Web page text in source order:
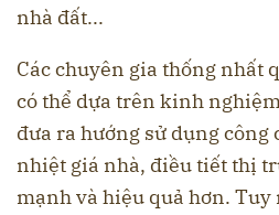
nhà đất...
Các chuyên gia thống nhất
có thể dựa trên kinh
đưa ra hướng sử dụng công
nhiệt giá nhà, điều tiết thị
mạnh và hiệu quả hơn.